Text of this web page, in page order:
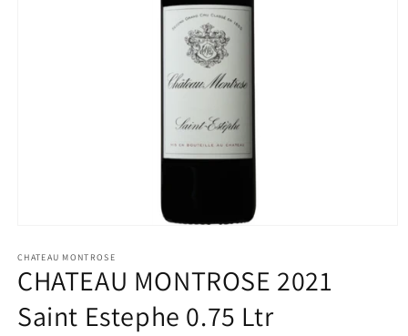
média
1
dans
fenêtre
modale
CHATEAU MONTROSE
CHATEAU MONTROSE 2021
Saint Estephe 0.75 Ltr